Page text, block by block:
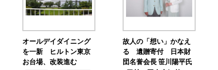
オールデイダイニング
を一新 ヒルトン東京
お台場、改装進む
故人の「想い」かなえ
る 遺贈寄付 日本財
団名誉会長 笹川陽平氏